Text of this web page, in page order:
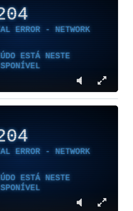
ERROR - NETWORK
ESTÁ NESTE
ERROR - NETWORK
ESTÁ NESTE